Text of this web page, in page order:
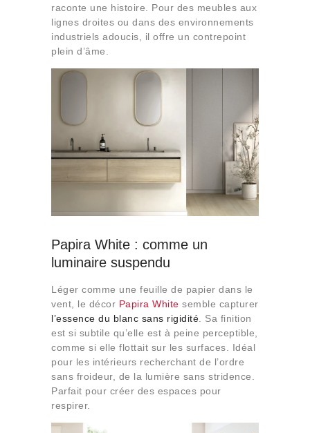
raconte une histoire. Pour des meubles aux
lignes droites ou dans des environnements
industriels adoucis, il offre un contrepoint
plein d’âme.
Papira White : comme un
luminaire suspendu
Léger comme une feuille de papier dans le
vent, le décor Papira White semble capturer
l’essence du blanc sans rigidité . Sa finition
est si subtile qu’elle est à peine perceptible,
comme si elle flottait sur les surfaces. Idéal
pour les intérieurs recherchant de l’ordre
sans froideur, de la lumière sans stridence.
Parfait pour créer des espaces pour
respirer.